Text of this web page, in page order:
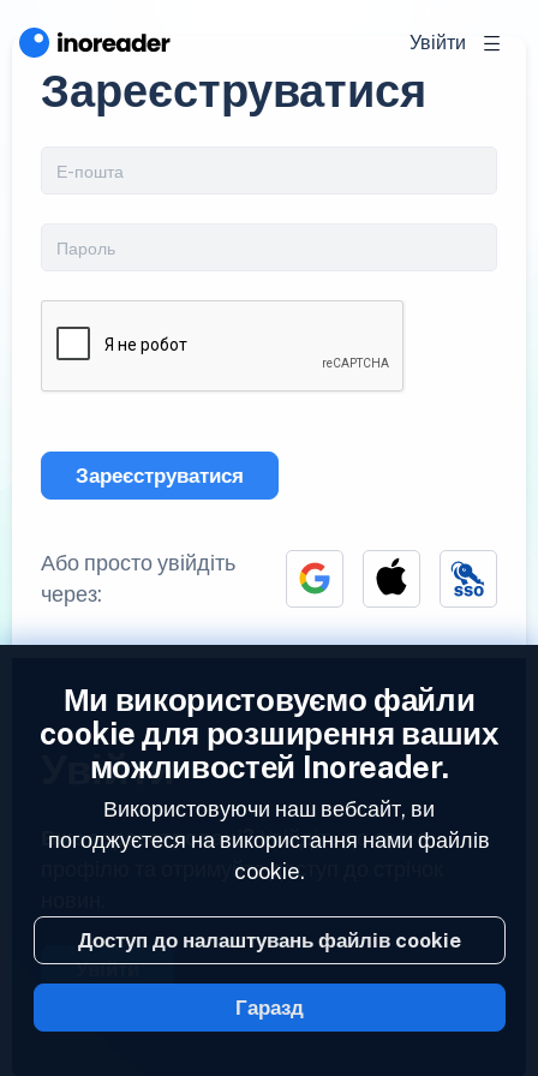
Увійти
Зареєструватися
Зареєструватися
Або просто увійдіть
через:
Увійти
Вже зареєстровані?Увійдіть до свого
профілю та отримуйте доступ до стрічок
Увійти
2023 © Inoreader
Ми використовуємо файли
cookie для розширення ваших
можливостей Inoreader.
Використовуючи наш вебсайт, ви
погоджуєтеся на використання нами файлів
cookie.
Доступ до налаштувань файлів cookie
Гаразд